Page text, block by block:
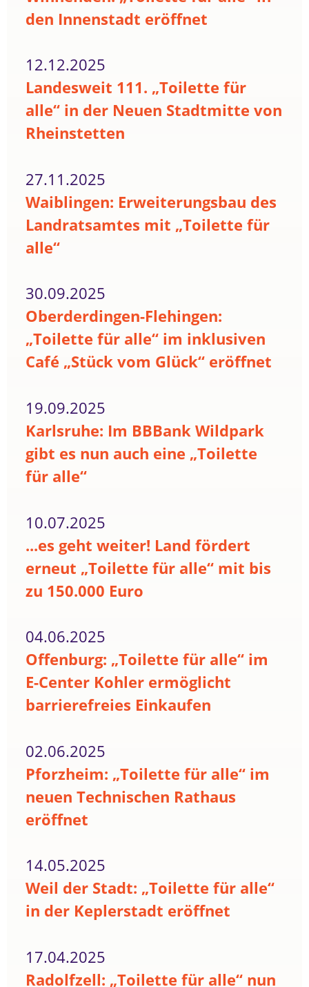
den Innenstadt eröffnet
12.12.2025
Landesweit 111. „Toilette für
alle“ in der Neuen Stadtmitte von
Rheinstetten
27.11.2025
Waiblingen: Erweiterungsbau des
Landratsamtes mit „Toilette für
alle“
30.09.2025
Oberderdingen-Flehingen:
„Toilette für alle“ im inklusiven
Café „Stück vom Glück“ eröffnet
19.09.2025
Karlsruhe: Im BBBank Wildpark
gibt es nun auch eine „Toilette
für alle“
10.07.2025
...es geht weiter! Land fördert
erneut „Toilette für alle“ mit bis
zu 150.000 Euro
04.06.2025
Offenburg: „Toilette für alle“ im
E-Center Kohler ermöglicht
barrierefreies Einkaufen
02.06.2025
Pforzheim: „Toilette für alle“ im
neuen Technischen Rathaus
eröffnet
14.05.2025
Weil der Stadt: „Toilette für alle“
in der Keplerstadt eröffnet
17.04.2025
Radolfzell: „Toilette für alle“ nun